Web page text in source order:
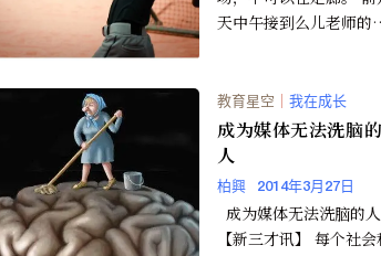
天中午接到么儿老师的
方，眼镜...
教育星空 ｜ 我在成长
成为媒体无法洗脑
人
柏興 2014年3月27日
成为媒体无法洗脑的人
【新三才讯】 每个社